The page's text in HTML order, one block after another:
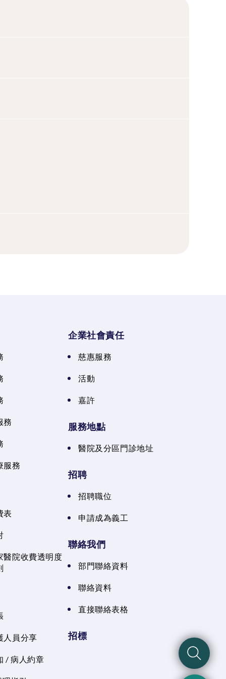
務
服務
表
醫院收費透明度
人員分享
/ 病人約章
企業社會責任
慈惠服務
活動
嘉許
服務地點
醫院及分區門診地址
招聘
招聘職位
申請成為義工
聯絡我們
部門聯絡資料
聯絡資料
直接聯絡表格
招標